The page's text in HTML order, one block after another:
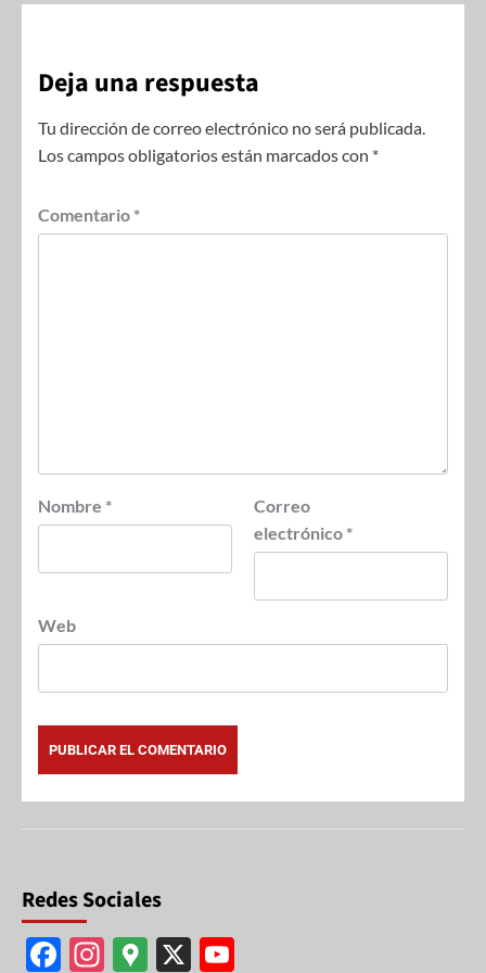
Deja una respuesta
Tu dirección de correo electrónico no será publicada.
Los campos obligatorios están marcados con *
Comentario *
Nombre *
Correo
electrónico *
Web
Redes Sociales
F
In G
X